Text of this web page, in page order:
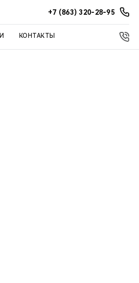
+7 (863) 320-28-95
КОНТАКТЫ